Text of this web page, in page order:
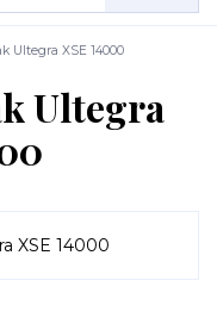
Ultegra XSE 14000
Ultegra